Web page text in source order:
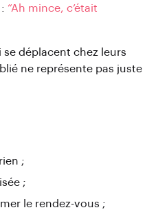
“Ah mince, c’était
déplacent chez leurs
ne représente pas juste
;
;
le rendez-vous ;